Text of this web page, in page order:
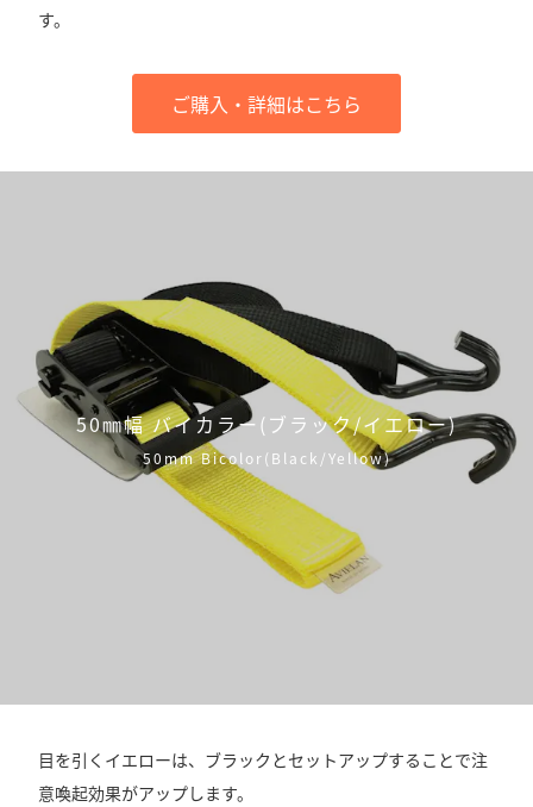
す。
ご購入・詳細はこちら
50㎜幅 バイカラー(ブラック/イエロー)
50mm Bicolor(Black/Yellow)
目を引くイエローは、ブラックとセットアップすることで注
意喚起効果がアップします。